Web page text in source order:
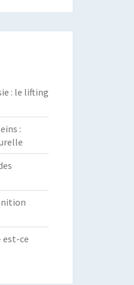
: le lifting
:
est-ce